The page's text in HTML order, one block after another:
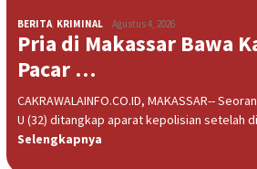
BERITA, KRIMINAL Agustus 4, 2026
Pria di Makassar Bawa
Pacar …
CAKRAWALAINFO.CO.ID, MAKASSAR--
U (32) ditangkap aparat kepolisian setelah
Selengkapnya